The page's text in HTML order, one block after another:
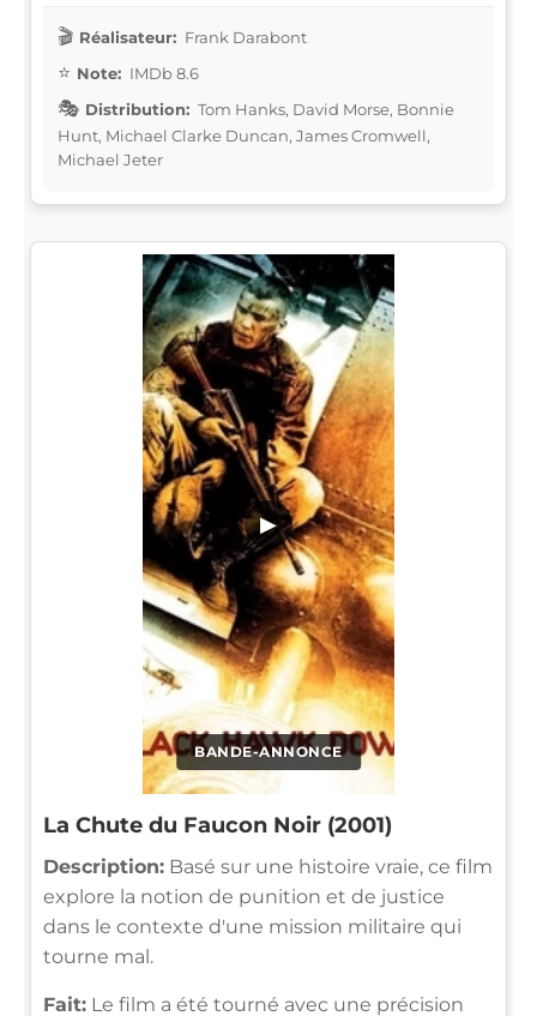
Réalisateur: Frank Darabont
Note: IMDb 8.6
Distribution: Tom Hanks, David Morse, Bonnie
Hunt, Michael Clarke Duncan, James Cromwell,
Michael Jeter
BANDE-ANNONCE
▶
La Chute du Faucon Noir (2001)
Description: Basé sur une histoire vraie, ce film
explore la notion de punition et de justice
dans le contexte d'une mission militaire qui
tourne mal.
Fait: Le film a été tourné avec une précision